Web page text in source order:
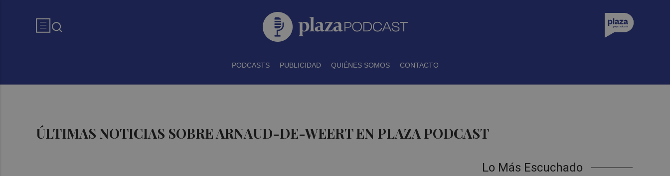
PODCASTS PUBLICIDAD QUIÉNES SOMOS CONTACTO
ÚLTIMAS NOTICIAS SOBRE ARNAUD-DE-WEERT EN PLAZA PODCAST
Lo Más Escuchado